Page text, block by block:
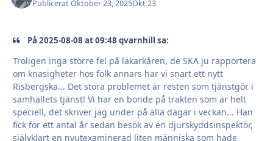
PubliceratOktober 23, 2025Okt 23
På 2025-08-08 at 09:48 qvarnhill sa:
Troligen inga större fel på läkarkåren, de SKA ju rapportera
om knasigheter hos folk annars har vi snart ett nytt
Risbergska... Det stora problemet är resten som tjänstgör i
samhällets tjänst! Vi har en bonde på trakten som är helt
speciell, det skriver jag under på alla dagar i veckan... Han
fick för ett antal år sedan besök av en djurskyddsinspektör,
självklart en nyutexaminerad liten människa som hade